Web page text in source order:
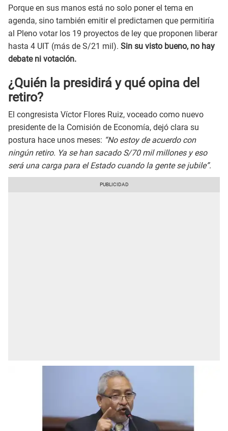
Porque en sus manos está no solo poner el tema en
agenda, sino también emitir el predictamen que permitiría
al Pleno votar los 19 proyectos de ley que proponen liberar
hasta 4 UIT (más de S/21 mil). Sin su visto bueno, no hay
debate ni votación.
¿Quién la presidirá y qué opina del
retiro?
El congresista Víctor Flores Ruiz, voceado como nuevo
presidente de la Comisión de Economía, dejó clara su
postura hace unos meses: “No estoy de acuerdo con
ningún retiro. Ya se han sacado S/70 mil millones y eso
será una carga para el Estado cuando la gente se jubile”.